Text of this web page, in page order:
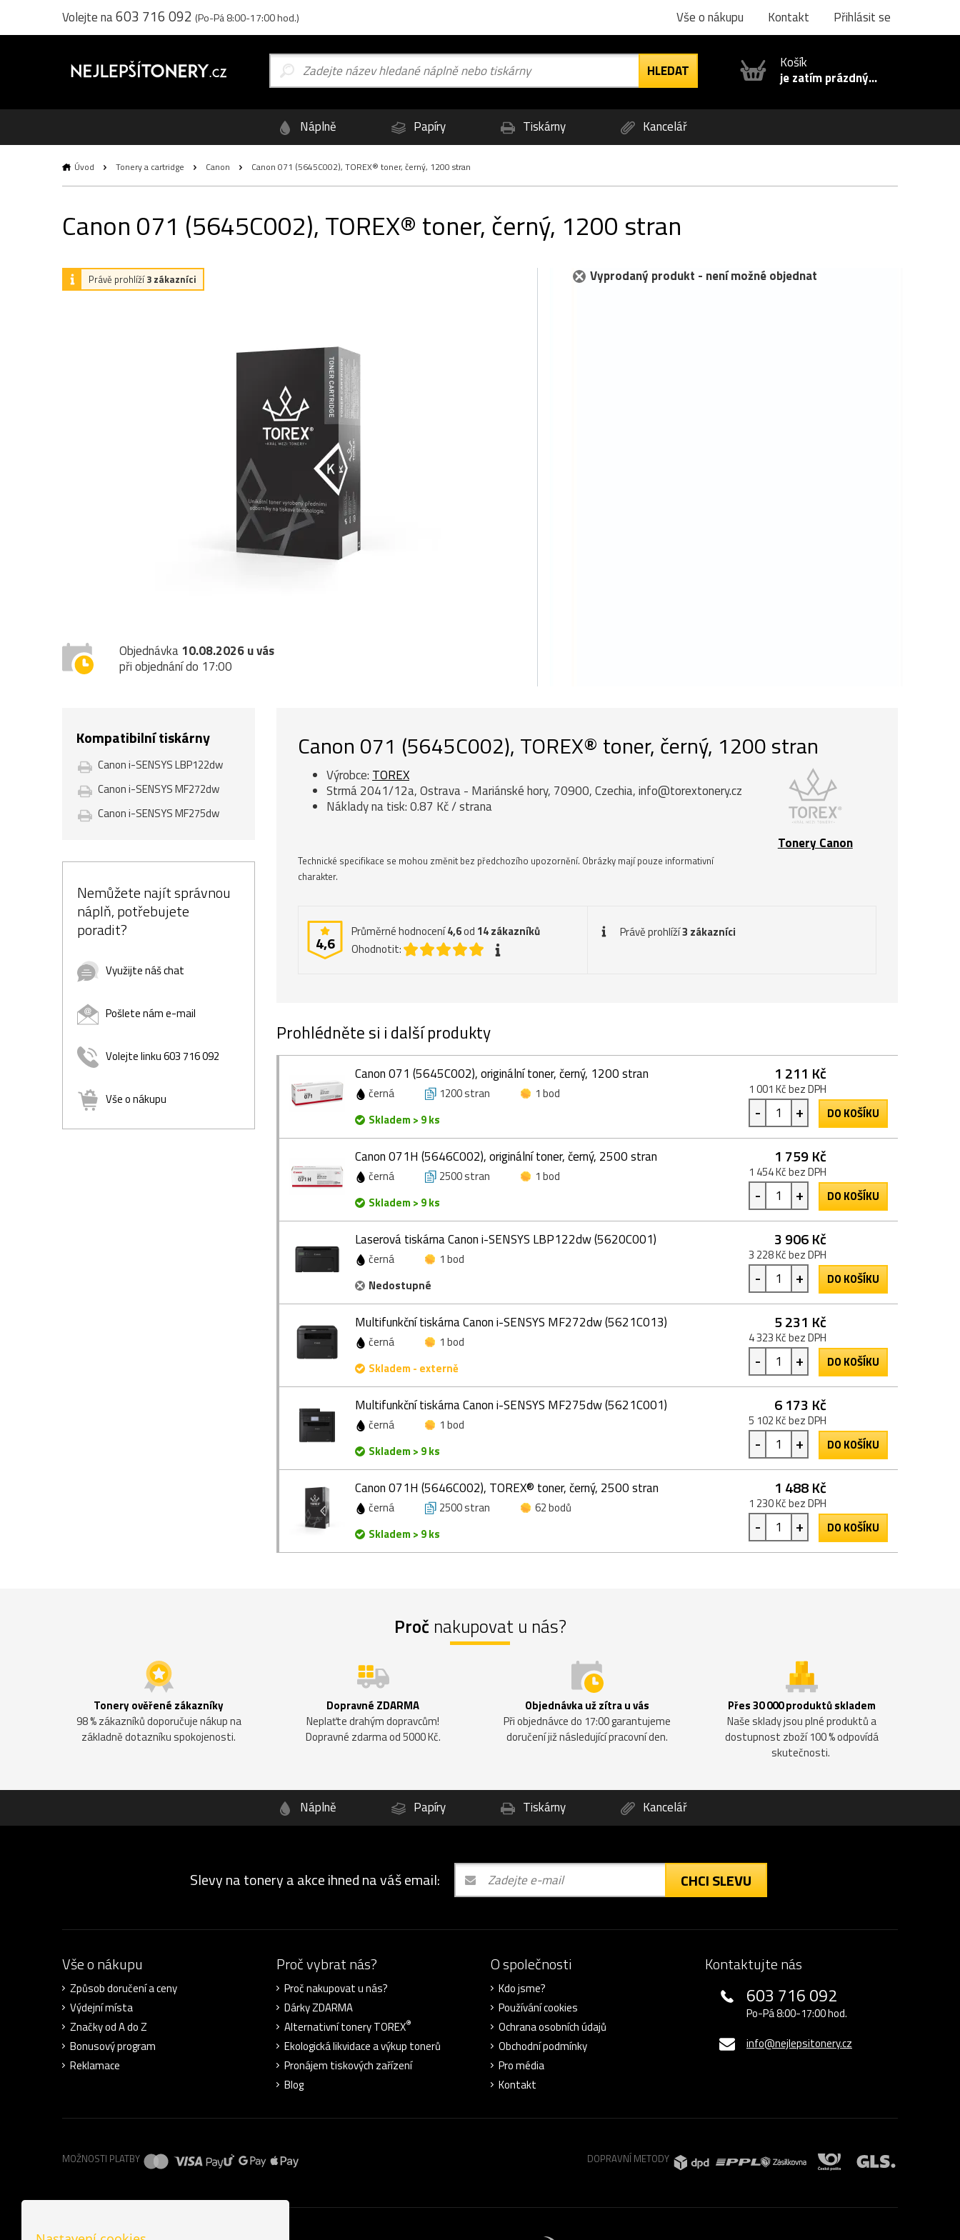
Volejte na603 716 092 (Po-Pá 8:00-17:00 hod.) Vše o nákupu Kontakt Přihlásit se
Košík
je zatím prázdný...
Náplně Papíry Tiskárny Kancelář
Úvod Tonery a cartridge Canon Canon 071 (5645C002), TOREX® toner, černý, 1200 stran
Canon 071 (5645C002), TOREX® toner, černý, 1200 stran
Právě prohlíží3 zákazníci
Objednávka10.08.2026 u vás
při objednání do 17:00
Vyprodaný produkt - není možné objednat
Kompatibilní tiskárny
Canon i-SENSYS LBP122dw
Canon i-SENSYS MF272dw
Canon i-SENSYS MF275dw
Nemůžete najít správnou
náplň, potřebujete
poradit?
Využijte náš chat
Pošlete nám e-mail
Volejte linku 603 716 092
Vše o nákupu
Canon 071 (5645C002), TOREX® toner, černý, 1200 stran
Tonery Canon
Výrobce: TOREX
Strmá 2041/12a, Ostrava - Mariánské hory, 70900, Czechia, info@torextonery.cz
Náklady na tisk: 0.87 Kč / strana
Technické specifikace se mohou změnit bez předchozího upozornění. Obrázky mají pouze informativní
charakter.
4,6
Průměrné hodnocení4,6od 14zákazníků
Ohodnotit:
Právě prohlíží3 zákazníci
Prohlédněte si i další produkty
Canon 071 (5645C002), originální toner, černý, 1200 stran
černá 1200 stran
1 bod
Skladem > 9 ks
1 211 Kč
1 001 Kč bez DPH
- + DO KOŠÍKU
Canon 071H (5646C002), originální toner, černý, 2500 stran
černá 2500 stran
1 bod
Skladem > 9 ks
1 759 Kč
1 454 Kč bez DPH
- + DO KOŠÍKU
Laserová tiskárna Canon i-SENSYS LBP122dw (5620C001)
černá
1 bod
Nedostupné
3 906 Kč
3 228 Kč bez DPH
- + DO KOŠÍKU
Multifunkční tiskárna Canon i-SENSYS MF272dw (5621C013)
černá
1 bod
Skladem - externě
5 231 Kč
4 323 Kč bez DPH
- + DO KOŠÍKU
Multifunkční tiskárna Canon i-SENSYS MF275dw (5621C001)
černá
1 bod
Skladem > 9 ks
6 173 Kč
5 102 Kč bez DPH
- + DO KOŠÍKU
Canon 071H (5646C002), TOREX® toner, černý, 2500 stran
černá 2500 stran
62 bodů
Skladem > 9 ks
1 488 Kč
1 230 Kč bez DPH
- + DO KOŠÍKU
Proč nakupovat u nás?
Tonery ověřené zákazníky
98 % zákazníků doporučuje nákup na
základně dotazníku spokojenosti.
Dopravné ZDARMA
Neplaťte drahým dopravcům!
Dopravné zdarma od 5000 Kč.
Objednávka už zítra u vás
Při objednávce do 17:00 garantujeme
doručení již následující pracovní den.
Přes 30 000 produktů skladem
Naše sklady jsou plné produktů a
dostupnost zboží 100 % odpovídá
skutečnosti.
Náplně Papíry Tiskárny Kancelář
Slevy na tonery a akce ihned na váš email: CHCI SLEVU
Vše o nákupu
Způsob doručení a ceny
Výdejní místa
Značky od A do Z
Bonusový program
Reklamace
Proč vybrat nás?
Proč nakupovat u nás?
Dárky ZDARMA
Alternativní tonery TOREX®
Ekologická likvidace a výkup tonerů
Pronájem tiskových zařízení
Blog
O společnosti
Kdo jsme?
Používání cookies
Ochrana osobních údajů
Obchodní podmínky
Pro média
Kontakt
Kontaktujte nás
603 716 092
Po-Pá 8:00-17:00 hod.
info@nejlepsitonery.cz
MOŽNOSTI PLATBY DOPRAVNÍ METODY